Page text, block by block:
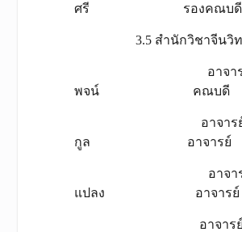
ศรี รองคณบดี
3.5 สำนักวิชาจีนวิท
อาจารย์ธีรภ
พจน์ คณบดี
อาจารย์รัญญ
กูล อาจารย์
อาจารย์ถิรา
แปลง อาจารย์
อาจารย์ธรรม